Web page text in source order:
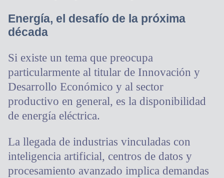
Energía, el desafío de la próxima
década
Si existe un tema que preocupa
particularmente al titular de Innovación y
Desarrollo Económico y al sector
productivo en general, es la disponibilidad
de energía eléctrica.
La llegada de industrias vinculadas con
inteligencia artificial, centros de datos y
procesamiento avanzado implica demandas